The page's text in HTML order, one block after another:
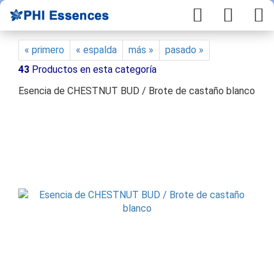
« primero « espalda más »
pasado »
43 Productos en esta categoría
Esencia de CHESTNUT BUD / Brote de castaño blanco